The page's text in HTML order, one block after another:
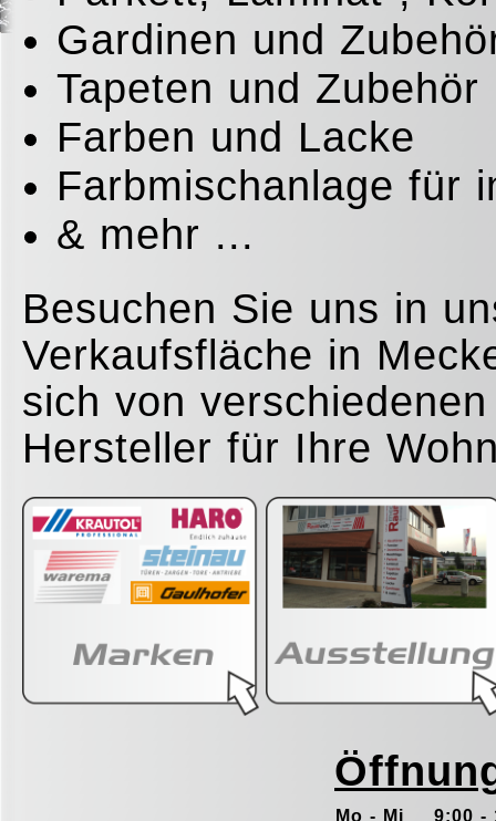
Gardinen und
Tapeten und Zubehör
Farben und Lacke
Farbmischanlage für
& mehr ...
Besuchen Sie uns in
Verkaufsfläche in
sich von
Hersteller für Ihre
Mo - Mi 9:00 -